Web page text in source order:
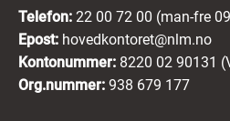
Telefon: 22 00 72 00 (man-fre
Epost: hovedkontoret@nlm.no
Kontonummer: 8220 02 90131
Org.nummer: 938 679 177